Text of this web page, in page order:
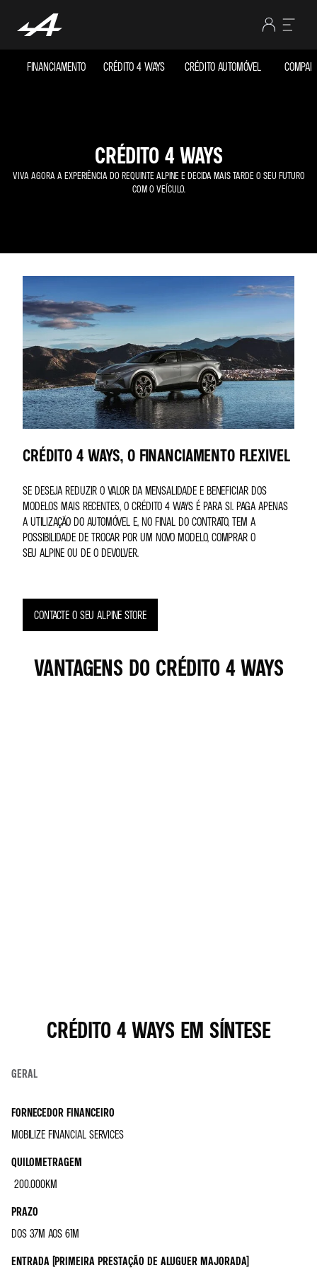
FINANCIAMENTO CRÉDITO 4 WAYS CRÉDITO AUTOMÓVEL
CRÉDITO 4 WAYS
VIVA AGORA A EXPERIÊNCIA DO REQUINTE ALPINE E DECIDA MAIS TARDE O SEU FUTURO
COM O VEÍCULO.
CRÉDITO 4 WAYS, O FINANCIAMENTO FLEXIVEL
SE DESEJA REDUZIR O VALOR DA MENSALIDADE E BENEFICIAR DOS
MODELOS MAIS RECENTES, O CRÉDITO 4 WAYS É PARA SI. PAGA APENAS
A UTILIZAÇÃO DO AUTOMÓVEL E, NO FINAL DO CONTRATO, TEM A
POSSIBILIDADE DE TROCAR POR UM NOVO MODELO, COMPRAR O
SEU ALPINE OU DE O DEVOLVER.
CONTACTE O SEU ALPINE STORE
VANTAGENS DO CRÉDITO 4 WAYS
CRÉDITO 4 WAYS EM SÍNTESE
GERAL
FORNECEDOR FINANCEIRO
MOBILIZE FINANCIAL SERVICES
QUILOMETRAGEM
200.000KM
PRAZO
DOS 37M AOS 61M
ENTRADA (PRIMEIRA PRESTAÇÃO DE ALUGUER MAJORADA)